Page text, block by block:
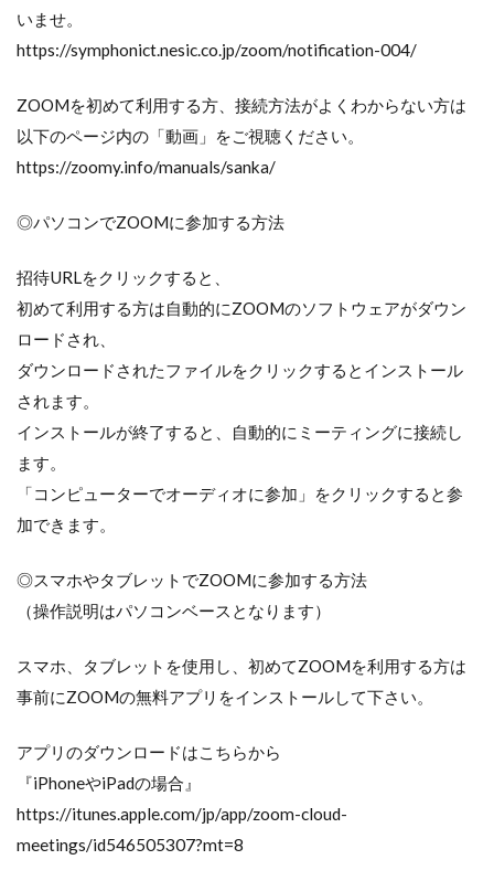
いませ。
https://symphonict.nesic.co.jp/zoom/notification-004/
ZOOMを初めて利用する方、接続方法がよくわからない方は
以下のページ内の「動画」をご視聴ください。
https://zoomy.info/manuals/sanka/
◎パソコンでZOOMに参加する方法
招待URLをクリックすると、
初めて利用する方は自動的にZOOMのソフトウェアがダウン
ロードされ、
ダウンロードされたファイルをクリックするとインストール
されます。
インストールが終了すると、自動的にミーティングに接続し
ます。
「コンピューターでオーディオに参加」をクリックすると参
加できます。
◎スマホやタブレットでZOOMに参加する方法
（操作説明はパソコンベースとなります）
スマホ、タブレットを使用し、初めてZOOMを利用する方は
事前にZOOMの無料アプリをインストールして下さい。
アプリのダウンロードはこちらから
『iPhoneやiPadの場合』
https://itunes.apple.com/jp/app/zoom-cloud-
meetings/id546505307?mt=8